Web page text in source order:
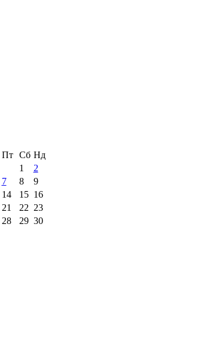
Пт Сб Нд
1
2
7 8
9
14 15 16
21 22 23
28 29 30